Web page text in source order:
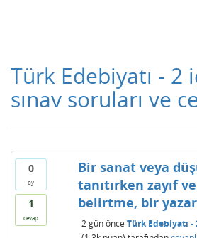
Türk Edebiyatı - 2
sınav soruları ve
0
oy
1
cevap
Bir sanat veya
tanıtırken zayıf
belirtme, bir
2 günönce Türk Edebiyatı -